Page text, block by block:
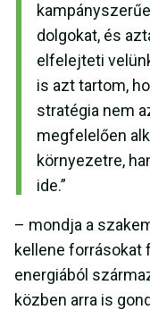
dolgokat, és
elfelejteti
is azt tartom,
stratégia nem
megfelelően
környezetre,
ide.”
– mondja a
kellene forrásokat
energiából
közben arra is